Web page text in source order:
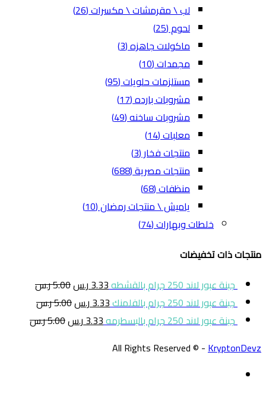
لب \ مقرمشات \ مكسرات(26)
لحوم(25)
ماكولات جاهزه(3)
مجمدات(10)
مستلزمات حلويات(95)
مشروبات بارده(17)
مشروبات ساخنه(49)
معلبات(14)
منتجات فخار(3)
منتجات مصرية(688)
منظفات(68)
ياميش \ منتجات رمضان(10)
خلطات وبهارات(74)
منتجات ذات تخفيضات
جبنة عبور لاند 250 جرام بالقشطه
3.33ر.س5.00ر.س
جبنة عبور لاند 250 جرام بالفلمنك
3.33ر.س5.00ر.س
جبنة عبور لاند 250 جرام بالبسطرمه
3.33ر.س5.00ر.س
All Rights Reserved © -KryptonDevz